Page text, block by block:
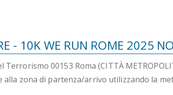
- 10K WE RUN ROME 2025
Terrorismo 00153 Roma (CITTÀ
alla zona di partenza/arrivo utilizzando la